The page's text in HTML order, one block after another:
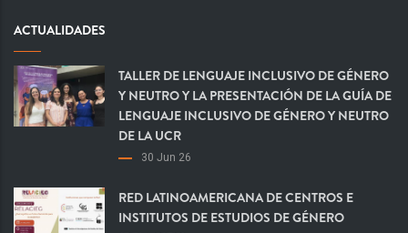
ACTUALIDADES
TALLER DE LENGUAJE INCLUSIVO DE GÉNERO
Y NEUTRO Y LA PRESENTACIÓN DE LA GUÍA DE
LENGUAJE INCLUSIVO DE GÉNERO Y NEUTRO
DE LA UCR
30 Jun 26
RED LATINOAMERICANA DE CENTROS E
INSTITUTOS DE ESTUDIOS DE GÉNERO